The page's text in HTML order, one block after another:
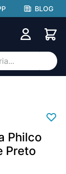
BLOG
Philco
Preto